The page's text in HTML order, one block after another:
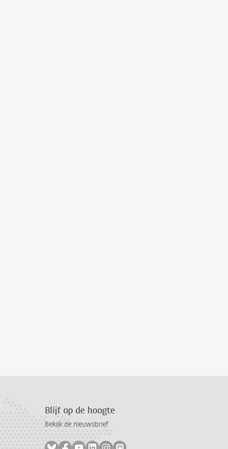
Blijf op de hoogte
Bekijk de nieuwsbrief
Volg ons op bluesky
Volg ons op facebook
Volg ons op youtube
Volg ons op linkedin
Volg ons op instagram
Volg ons op mastodon